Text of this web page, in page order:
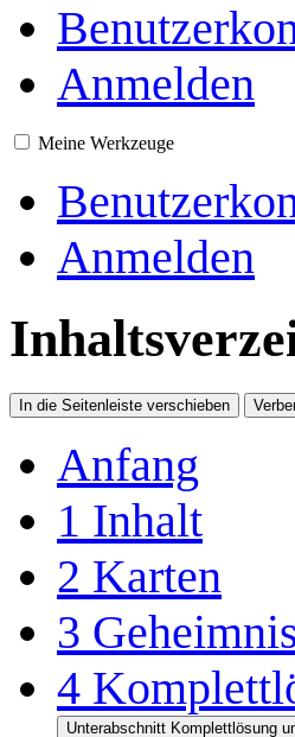
Anmelden
Meine Werkzeuge
Anmelden
In die Seitenleiste verschieben
Anfang
1 Inhalt
2 Karten
3
4
Unterabschnitt Komplettlösung